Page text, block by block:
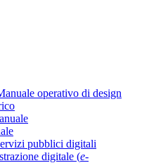
operativo di design
pubblici digitali
digitale (e-